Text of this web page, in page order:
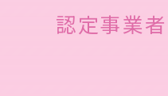
認定事業